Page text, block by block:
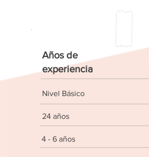
Años de
experiencia
Nivel Básico
24 años
4 - 6 años